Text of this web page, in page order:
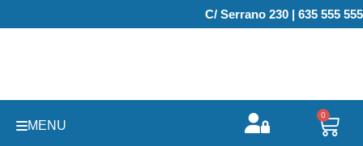
al
C/ Serrano 230 | 635 555 555
MENU
0